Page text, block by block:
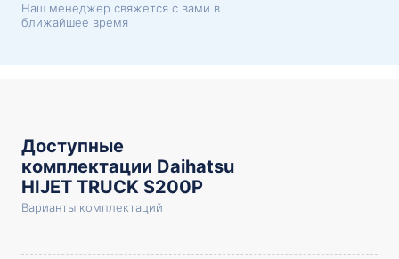
Наш менеджер свяжется с вами в
ближайшее время
Доступные
комплектации Daihatsu
HIJET TRUCK S200P
Варианты комплектаций